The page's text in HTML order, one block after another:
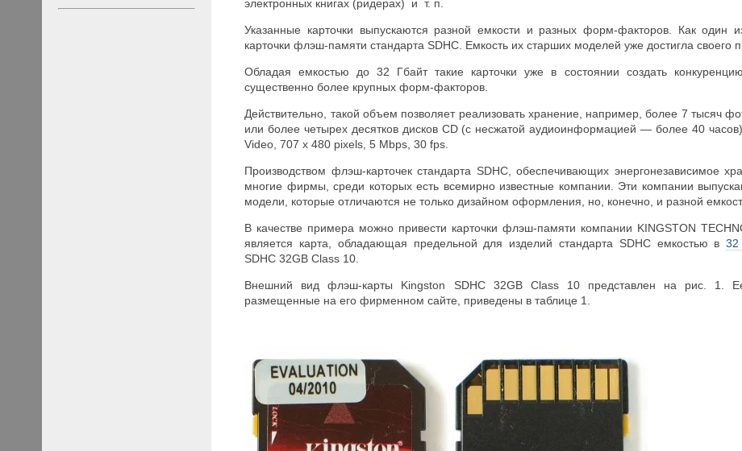
электронных книгах (ридерах) и т. п.
Указанные карточки выпускаются разной емкости и разных форм-факторов. Как один
карточки флэш-памяти стандарта SDHC. Емкость их старших моделей уже достигла своего
Обладая емкостью до 32 Гбайт такие карточки уже в состоянии создать
существенно более крупных форм-факторов.
Действительно, такой объем позволяет реализовать хранение, например, более 7 тысяч
или более четырех десятков дисков CD (с несжатой аудиоинформацией — более 40
Video, 707 х 480 pixels, 5 Mbps, 30 fps.
Производством флэш-карточек стандарта SDHC, обеспечивающих энергонезависимое
многие фирмы, среди которых есть всемирно известные компании. Эти компании
модели, которые отличаются не только дизайном оформления, но, конечно, и разной
В качестве примера можно привести карточки флэш-памяти компании KINGSTON
является карта, обладающая предельной для изделий стандарта SDHC емкостью в32
SDHC 32GB Class 10.
Внешний вид флэш-карты Kingston SDHC 32GB Class 10 представлен на рис. 1.
размещенные на его фирменном сайте, приведены в таблице 1.